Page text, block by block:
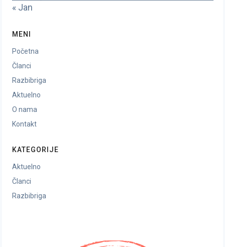
« Jan
MENI
Početna
Članci
Razbibriga
Aktuelno
O nama
Kontakt
KATEGORIJE
Aktuelno
Članci
Razbibriga